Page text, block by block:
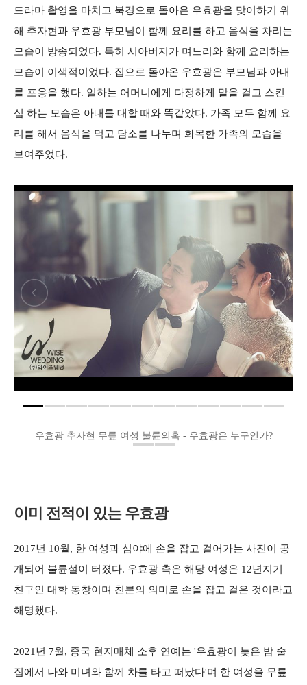
드라마 촬영을 마치고 북경으로 돌아온 우효광을 맞이하기 위
해 추자현과 우효광 부모님이 함께 요리를 하고 음식을 차리는
모습이 방송되었다. 특히 시아버지가 며느리와 함께 요리하는
모습이 이색적이었다. 집으로 돌아온 우효광은 부모님과 아내
를 포옹을 했다. 일하는 어머니에게 다정하게 말을 걸고 스킨
십 하는 모습은 아내를 대할 때와 똑같았다. 가족 모두 함께 요
리를 해서 음식을 먹고 담소를 나누며 화목한 가족의 모습을
보여주었다.
우효광 추자현 무릎 여성 불륜의혹 - 우효광은 누구인가?
이미 전적이 있는 우효광
2017년 10월, 한 여성과 심야에 손을 잡고 걸어가는 사진이 공
개되어 불륜설이 터졌다. 우효광 측은 해당 여성은 12년지기
친구인 대학 동창이며 친분의 의미로 손을 잡고 걸은 것이라고
해명했다.
2021년 7월, 중국 현지매체 소후 연예는 '우효광이 늦은 밤 술
집에서 나와 미녀와 함께 차를 타고 떠났다'며 한 여성을 무릎